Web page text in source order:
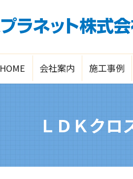
HOME 会社案内 施工事例
ＬＤＫクロ